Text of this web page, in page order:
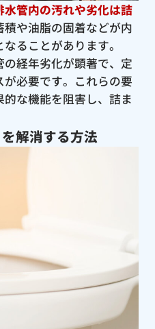
水管内の汚れや劣化は詰
積や油脂の固着などが内
ることがあります。
経年劣化が顕著で、定
必要です。これらの要
な機能を阻害し、詰ま
解消する方法